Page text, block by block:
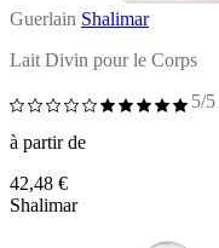
Guerlain Shalimar
Lait Divin pour le Corps
5/5
à partir de
42,48 €
Shalimar